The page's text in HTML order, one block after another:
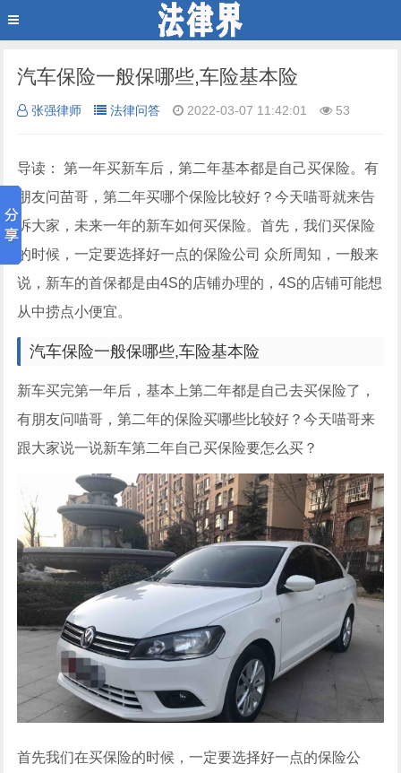
汽车保险一般保哪些,车险基本险
张强律师 法律问答 2022-03-07 11:42:01 53
导读： 第一年买新车后，第二年基本都是自己买保险。有
朋友问苗哥，第二年买哪个保险比较好？今天喵哥就来告
诉大家，未来一年的新车如何买保险。首先，我们买保险
的时候，一定要选择好一点的保险公司 众所周知，一般来
说，新车的首保都是由4S的店铺办理的，4S的店铺可能想
从中捞点小便宜。
汽车保险一般保哪些,车险基本险
新车买完第一年后，基本上第二年都是自己去买保险了，
有朋友问喵哥，第二年的保险买哪些比较好？今天喵哥来
跟大家说一说新车第二年自己买保险要怎么买？
首先我们在买保险的时候，一定要选择好一点的保险公